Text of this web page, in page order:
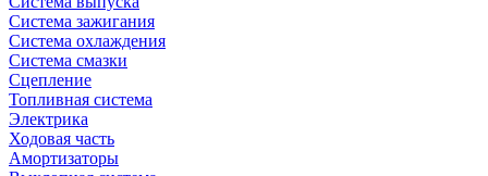
Система зажигания
Система охлаждения
Система смазки
Сцепление
Топливная система
Электрика
Ходовая часть
Амортизаторы